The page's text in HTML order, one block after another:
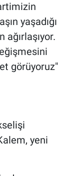
yaşadığı
ağırlaşıyor.
görüyoruz"
yeni